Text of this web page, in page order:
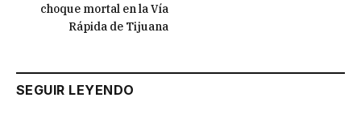
choque mortal en la Vía
Rápida de Tijuana
SEGUIR LEYENDO